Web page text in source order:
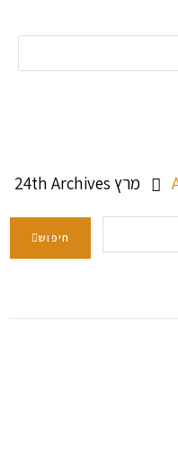
מרץ 24th Archives
חיפוש